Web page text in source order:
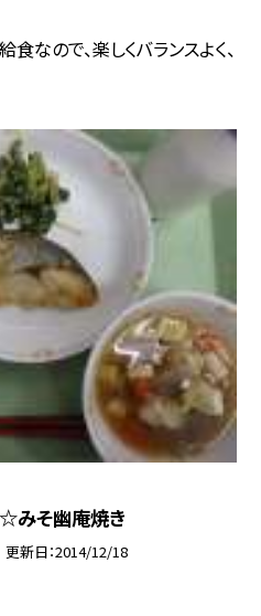
なので、楽しくバランスよく、
みそ幽庵焼き
更新日 2014/12/18